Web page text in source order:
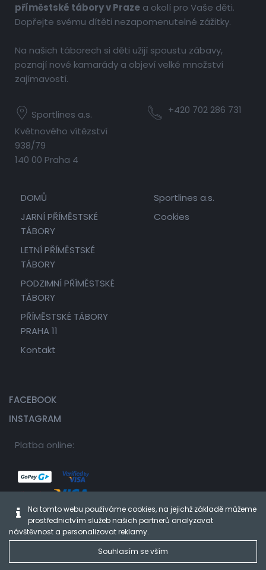
příměstské tábory v Praze a okolí pro Vaše děti.
Dopřejte svému dítěti nezapomenutelné zážitky.
Na našich táborech si děti užijí spoustu zábavy,
poznají nové kamarády a objeví velké množství
zajímavostí.
Sportlines a.s.
Květnového vítězství
938/79
140 00 Praha 4
+420 702 286 731
DOMŮ
JARNÍ PŘÍMĚSTSKÉ
TÁBORY
LETNÍ PŘÍMĚSTSKÉ
TÁBORY
PODZIMNÍ PŘÍMĚSTSKÉ
TÁBORY
PŘÍMĚSTSKÉ TÁBORY
PRAHA 11
Kontakt
Sportlines a.s.
Cookies
FACEBOOK
INSTAGRAM
Platba online:
Na tomto webu používáme cookies, na jejichž základě můžeme
prostřednictvím služeb našich partnerů analyzovat
návštěvnost a personalizovat reklamy.
Souhlasím se vším